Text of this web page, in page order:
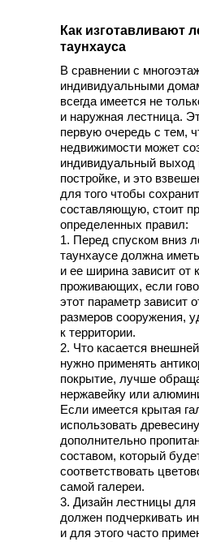
Как изготавливают
таунхауса
В сравнении с
индивидуальными
всегда имеется не
и наружная лестница.
первую очередь с тем,
недвижимости может
индивидуальный выход
постройке, и это
для того чтобы
составляющую, стоит
определенных правил:
1. Перед спуском вниз
таунхаусе должна
и ее ширина зависит от
проживающих, если
этот параметр зависит
размеров сооружения,
к территории.
2. Что касается
нужно применять
покрытие, лучше
нержавейку или
Если имеется крытая
использовать
дополнительно
составом, который
соответствовать
самой галереи.
3. Дизайн лестницы для
должен подчеркивать
и для этого часто